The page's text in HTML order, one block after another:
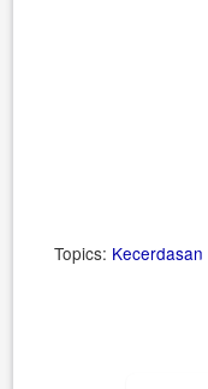
Topics: Kecerdasan